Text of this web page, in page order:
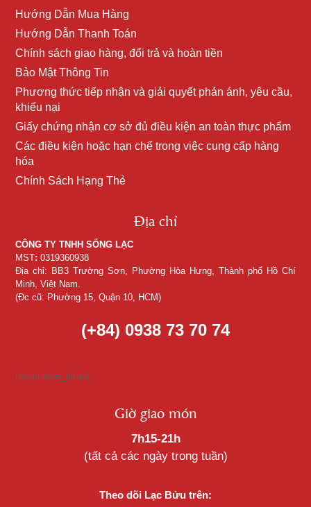
Hướng Dẫn Mua Hàng
Hướng Dẫn Thanh Toán
Chính sách giao hàng, đổi trả và hoàn tiền
Bảo Mật Thông Tin
Phương thức tiếp nhận và giải quyết phản ánh, yêu cầu,
khiếu nại
Giấy chứng nhận cơ sở đủ điều kiện an toàn thực phẩm
Các điều kiện hoặc hạn chế trong việc cung cấp hàng
hóa
Chính Sách Hạng Thẻ
Địa chỉ
CÔNG TY TNHH SỐNG LẠC
MST: 0319360938
Địa chỉ: BB3 Trường Sơn, Phường Hòa Hưng, Thành phố Hồ Chí
Minh, Việt Nam.
(Đc cũ: Phường 15, Quận 10, HCM)
(+84) 0938 73 70 74
[countdown_timer]
Giờ giao món
7h15-21h
(tất cả các ngày trong tuần)
Theo dõi Lạc Bửu trên: